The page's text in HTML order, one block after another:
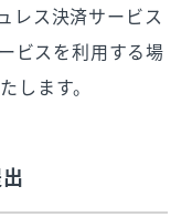
レス決済サービス
ビスを利用する場
します。